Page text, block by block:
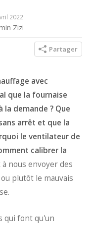
2022
Zizi
Partager
avec
que la fournaise
demande ? Que
arrêt et que la
le ventilateur de
calibrer la
nous envoyer des
plutôt le mauvais
qui font qu'un